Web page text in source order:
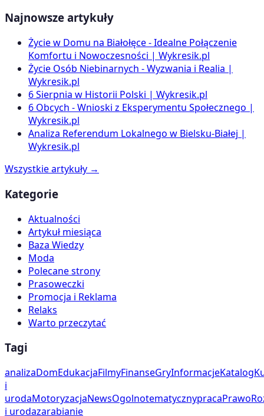
Najnowsze artykuły
Życie w Domu na Białołęce - Idealne Połączenie
Komfortu i Nowoczesności | Wykresik.pl
Życie Osób Niebinarnych - Wyzwania i Realia |
Wykresik.pl
6 Sierpnia w Historii Polski | Wykresik.pl
6 Obcych - Wnioski z Eksperymentu Społecznego |
Wykresik.pl
Analiza Referendum Lokalnego w Bielsku-Białej |
Wykresik.pl
Wszystkie artykuły →
Kategorie
Aktualności
Artykuł miesiąca
Baza Wiedzy
Moda
Polecane strony
Prasoweczki
Promocja i Reklama
Relaks
Warto przeczytać
Tagi
analizaDomEdukacjaFilmyFinanseGryInformacjeKatalog
i
urodaMotoryzacjaNewsOgolnotematycznypracaPrawo
i urodazarabianie